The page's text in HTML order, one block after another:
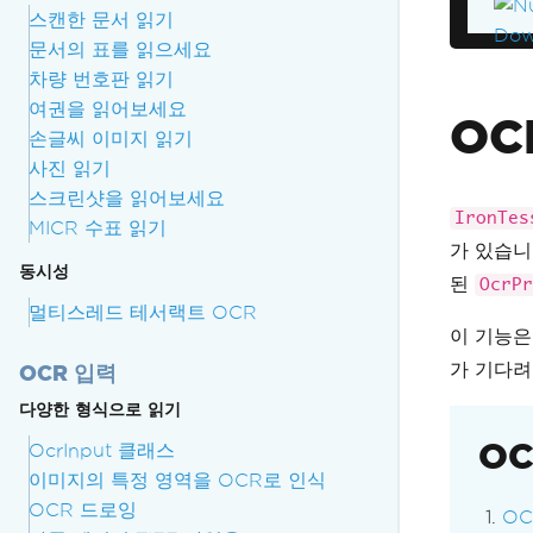
스캔한 문서 읽기
문서의 표를 읽으세요
차량 번호판 읽기
여권을 읽어보세요
손글씨 이미지 읽기
사진 읽기
스크린샷을 읽어보세요
MICR 수표 읽기
동시성
멀티스레드 테서랙트 OCR
OCR 입력
다양한 형식으로 읽기
OcrInput 클래스
이미지의 특정 영역을 OCR로 인식
OCR 드로잉
가 있습
된
이 기능
가 기다